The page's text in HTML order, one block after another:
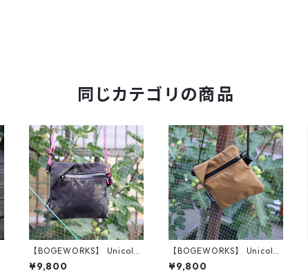
同じカテゴリの商品
【BOGEWORKS】 Unicolor
ed pouch (MultiCam)
¥9,800
【BOGEWORKS】 Unicolor
ed pouch (Coyote)
¥9,800